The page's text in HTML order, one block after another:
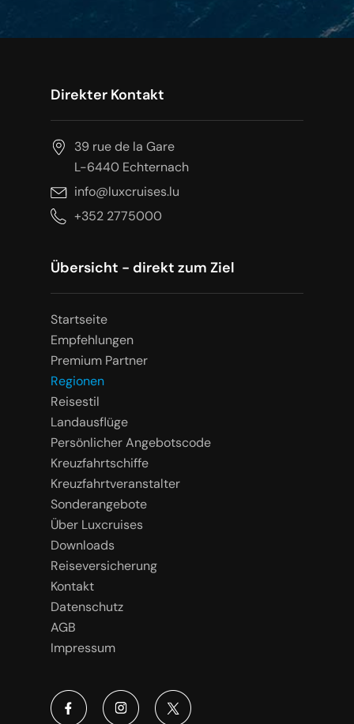
Direkter Kontakt
39 rue de la Gare
L-6440 Echternach
info@luxcruises.lu
+352 2775000
Übersicht - direkt zum Ziel
Startseite
Empfehlungen
Premium Partner
Regionen
Reisestil
Landausflüge
Persönlicher Angebotscode
Kreuzfahrtschiffe
Kreuzfahrtveranstalter
Sonderangebote
Über Luxcruises
Downloads
Reiseversicherung
Kontakt
Datenschutz
AGB
Impressum